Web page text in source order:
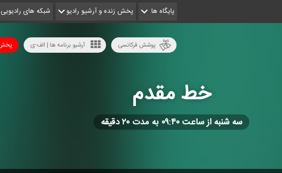
پایگاه ها پخش زنده و آرشیو رادیو شبکه های رادیویی
آرشیو برنامه ها | الف-ی پوشش فرکانسی
خط مقدم
سه شنبه از ساعت ۰۹:۴۰ به مدت ۲۰ دقیقه